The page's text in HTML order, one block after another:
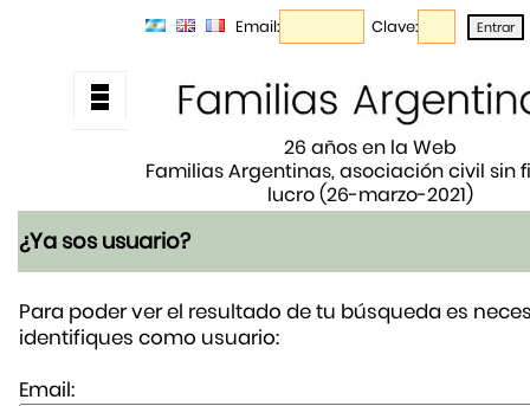
Email: Clave:
26 años en la Web
Familias Argentinas, asociación civil sin
lucro (26-marzo-2021)
¿Ya sos usuario?
Para poder ver el resultado de tu búsqueda es
identifiques como usuario:
Email: